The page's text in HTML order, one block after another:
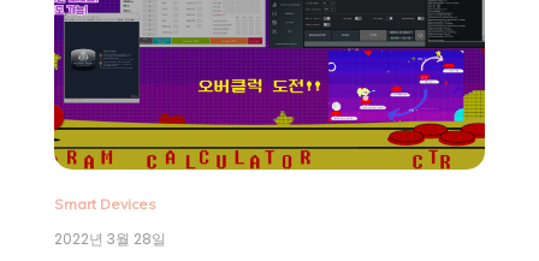
Smart Devices
2022년 3월 28일